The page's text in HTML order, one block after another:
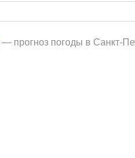
— прогноз погоды в Санкт-